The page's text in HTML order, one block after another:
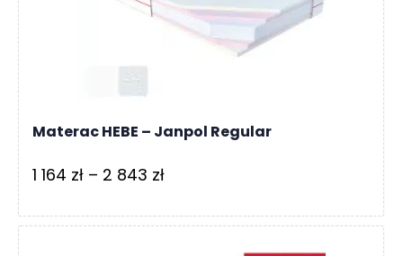
073 zł
Materac HEBE – Janpol Regular
1 164 zł – 2 843 złZakres
od